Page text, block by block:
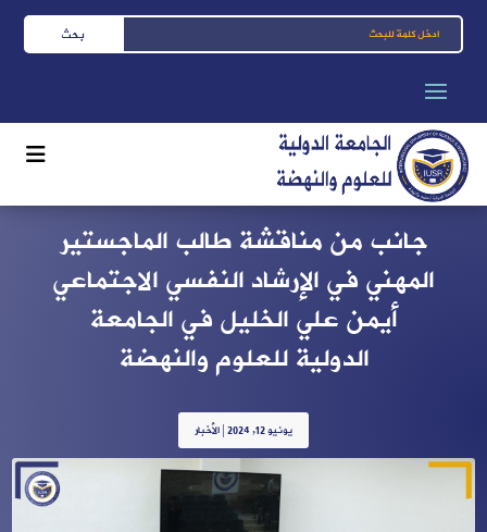
جانب من مناقشة طالب الماجستير
المهني في الإرشاد النفسي الاجتماعي
أيمن علي الخليل في الجامعة
الدولية للعلوم والنهضة
يونيو 12, 2024 |الأخبار